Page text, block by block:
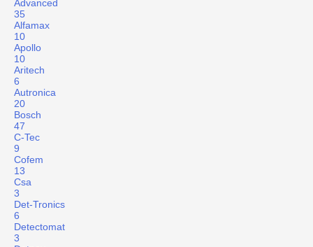
Advanced
35
Alfamax
10
Apollo
10
Aritech
6
Autronica
20
Bosch
47
C-Tec
9
Cofem
13
Csa
3
Det-Tronics
6
Detectomat
3